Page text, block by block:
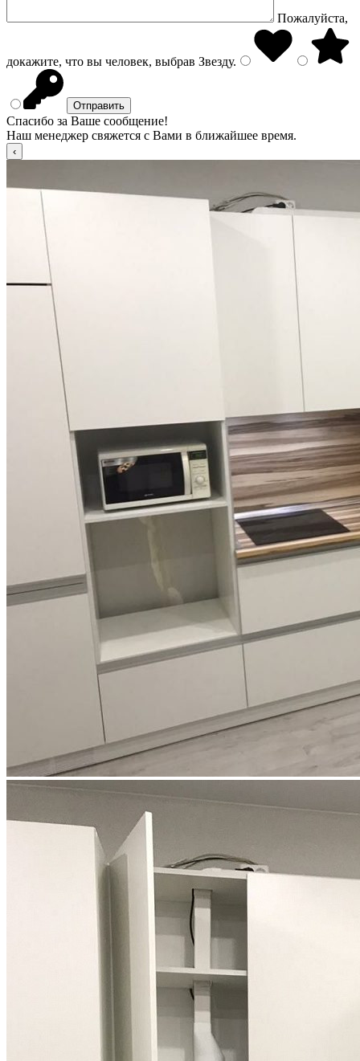
Пожалуйста,
докажите, что вы человек, выбрав Звезду.
Спасибо за Ваше сообщение!
Наш менеджер свяжется с Вами в ближайшее время.